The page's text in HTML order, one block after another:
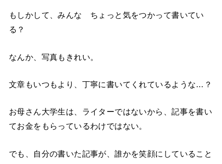
もしかして、みんな ちょっと気をつかって書いてい
る？
なんか、写真もきれい。
文章もいつもより、丁寧に書いてくれているような…？
お母さん大学生は、ライターではないから、記事を書い
てお金をもらっているわけではない。
でも、自分の書いた記事が、誰かを笑顔にしていること